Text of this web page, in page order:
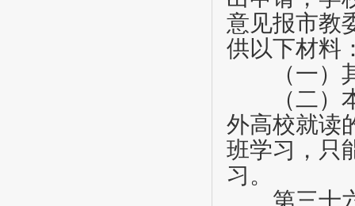
意见报市教
供以下材料
（一）其
（二）本
外高校就读
班学习，只
习。
第三十